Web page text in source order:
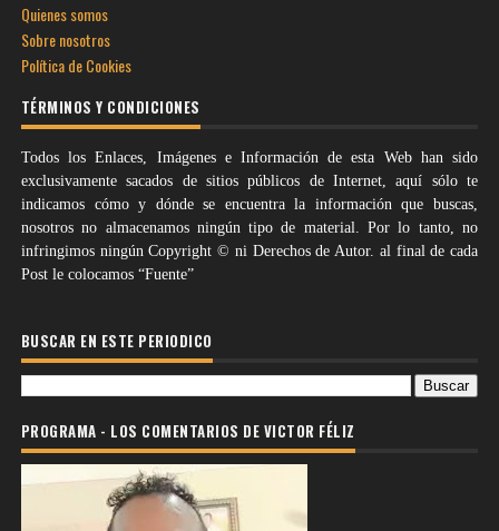
Quienes somos
Sobre nosotros
Política de Cookies
TÉRMINOS Y CONDICIONES
Todos los Enlaces, Imágenes e Información de esta Web han sido
exclusivamente sacados de sitios públicos de Internet, aquí sólo te
indicamos cómo y dónde se encuentra la información que buscas,
nosotros no almacenamos ningún tipo de material. Por lo tanto, no
infringimos ningún Copyright © ni Derechos de Autor. al final de cada
Post le colocamos “Fuente”
BUSCAR EN ESTE PERIODICO
PROGRAMA - LOS COMENTARIOS DE VICTOR FÉLIZ